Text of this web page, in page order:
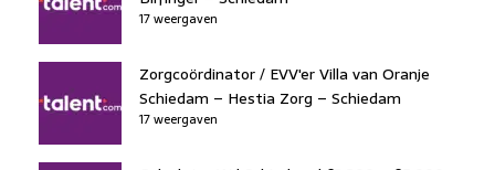
17 weergaven
Zorgcoördinator / EVV'er Villa van Oranje
Schiedam – Hestia Zorg – Schiedam
17 weergaven